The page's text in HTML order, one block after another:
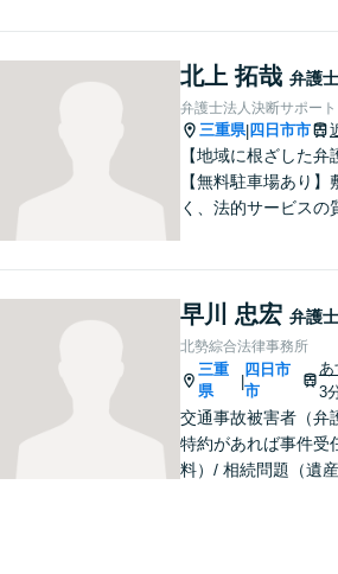
でも聞いてください
決に向かって一緒に
しょう。
北上 拓哉 弁護士
弁護士法人決断サポート
三重県| 四日市市
【地域に根ざした弁
【無料駐車場あり】
く、法的サービスの
題／離婚問題／相続
業法務など、幅広く
能。【明確な料金体
ぞご連絡ください。
早川 忠宏 弁護士
北勢綜合法律事務所
三重
県
|
四日市
市
あ
3
交通事故被害者（弁
特約があれば事件受
料）/ 相続問題（遺産